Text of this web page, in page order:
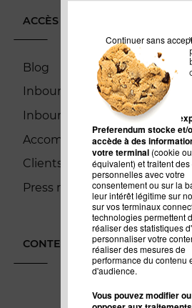
Pour améliorer votre
Preferendum stocke et/
accède à des
votre terminal (cookie ou
équivalent) et traitent
personnelles avec votre
consentement ou sur la
leur intérêt légitime sur
sur vos terminaux
technologies permettent
réaliser des statistiques
personnaliser votre
réaliser des mesures de
performance du contenu
d'audience.
Vous pouvez modifier
Continuer sans
ACCÈS DIRECT
Blog
Inbound Marketing
Inbound Sales
Accompagnement
Clients
Press room
CONTENUS LES PLUS LUS